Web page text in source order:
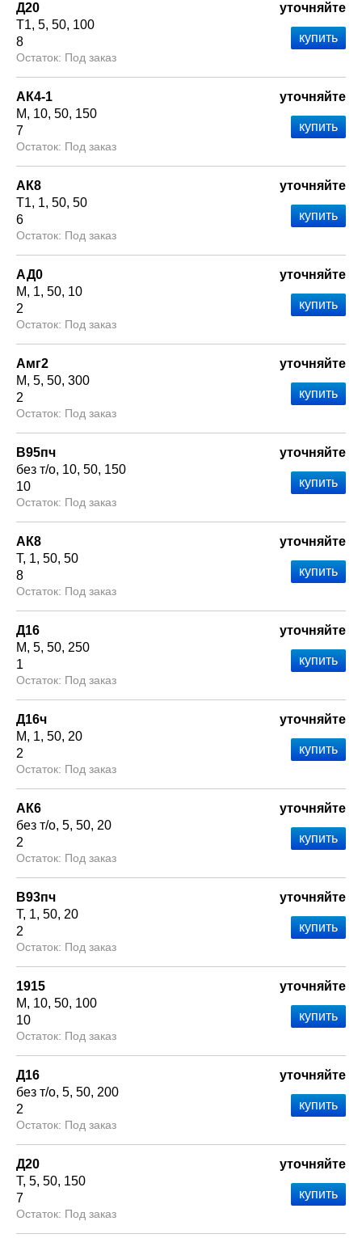
Д20
Т1 5 50 100
8
Под заказ
уточняйте
АК4-1
М
10 50 150
7
Под заказ
уточняйте
АК8
Т1 1 50 50
6
Под заказ
уточняйте
АД0
М
1 50 10
2
Под заказ
уточняйте
Амг2
М 5 50 300
2
Под заказ
уточняйте
В95пч
без т/о 10 50 150
10
Под заказ
уточняйте
АК8
Т 1 50 50
8
Под заказ
уточняйте
Д16
М 5 50 250
1
Под заказ
уточняйте
Д16ч
М
1 50 20
2
Под заказ
уточняйте
АК6
без т/о 5 50 20
2
Под заказ
уточняйте
В93пч
Т 1 50 20
2
Под заказ
уточняйте
1915
М
10 50 100
10
Под заказ
уточняйте
Д16
без т/о 5 50 200
2
Под заказ
уточняйте
Д20
Т 5 50 150
7
Под заказ
уточняйте